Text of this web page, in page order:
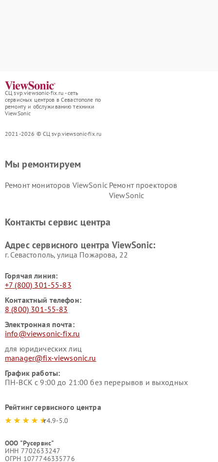
СЦ svp.viewsonic-fix.ru - сеть
сервисных центров в Севастополе по
ремонту и обслуживанию техники
ViewSonic
2021-2026 © СЦ svp.viewsonic-fix.ru
Мы ремонтируем
Ремонт мониторов ViewSonic Ремонт проекторов
ViewSonic
Контакты сервис центра
Адрес сервисного центра ViewSonic:
г. Севастополь, улица Пожарова, 22
Горячая линия:
+7 (800) 301-55-83
Контактный телефон:
8 (800) 301-55-83
Электронная почта:
info@viewsonic-fix.ru
для юридических лиц
manager@fix-viewsonic.ru
График работы:
ПН-ВСК с 9:00 до 21:00 без перерывов и выходных
Рейтинг сервисного центра
4.9-5.0
ООО "Русервис"
ИНН 7702633247
ОГРН 1077746335776